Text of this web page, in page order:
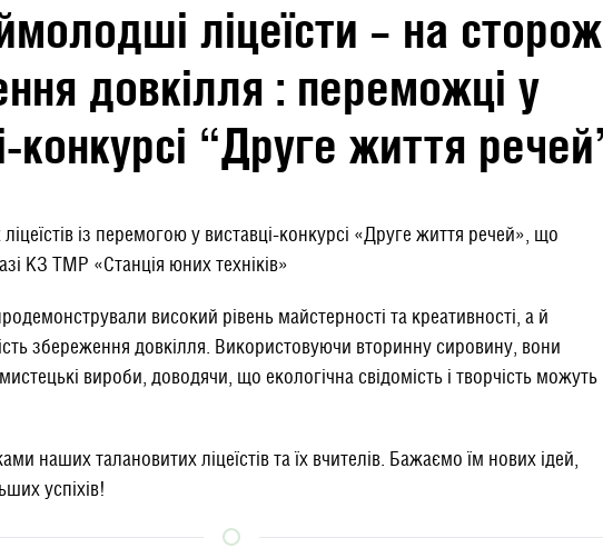
ліцеїсти – на
довкілля : переможці у
конкурсі “Друге життя
із перемогою у виставці-конкурсі «Друге життя речей», що
КЗ ТМР «Станція юних техніків»
високий рівень майстерності та креативності, а й
збереження довкілля. Використовуючи вторинну сировину, вони
вироби, доводячи, що екологічна свідомість і творчість можуть
наших талановитих ліцеїстів та їх вчителів. Бажаємо їм нових ідей,
успіхів!